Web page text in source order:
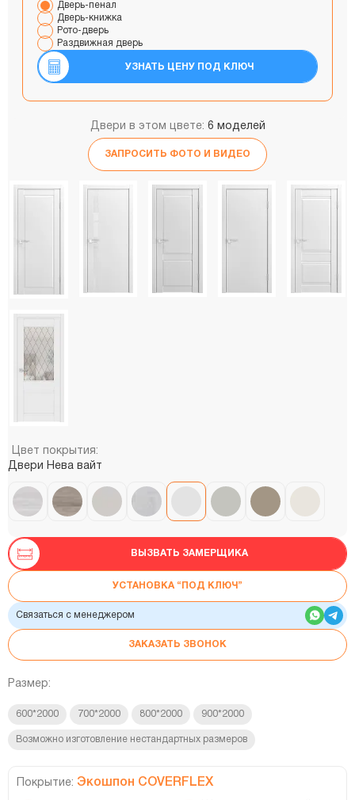
Дверь-пенал
Дверь-книжка
Рото-дверь
Раздвижная дверь
УЗНАТЬ ЦЕНУ ПОД КЛЮЧ
Двери в этом цвете: 6 моделей
ЗАПРОСИТЬ ФОТО И ВИДЕО
Цвет покрытия:
Двери Нева вайт
ВЫЗВАТЬ ЗАМЕРЩИКА
УСТАНОВКА “ПОД КЛЮЧ”
Связаться с менеджером
ЗАКАЗАТЬ ЗВОНОК
Размер:
600*2000 700*2000 800*2000 900*2000
Возможно изготовление нестандартных размеров
Покрытие: Экошпон COVERFLEX